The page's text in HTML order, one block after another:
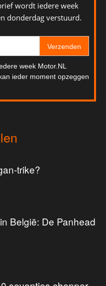
wordt iedere week
donderdag verstuurd.
Verzenden
week Motor.NL
ieder moment opzeggen
trike?
België: De Panhead